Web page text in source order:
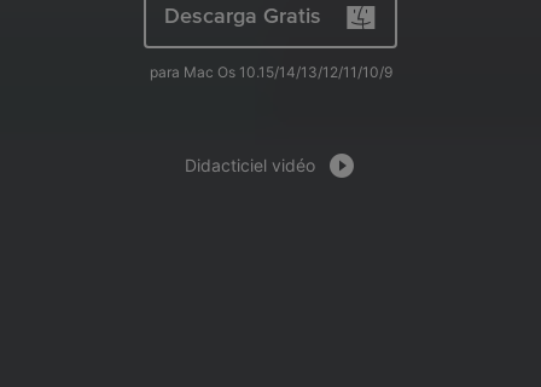
Descarga Gratis
para Mac Os 10.15/14/13/12/11/10/9
Didacticiel vidéo